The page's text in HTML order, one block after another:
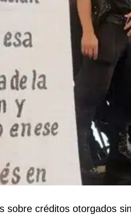
sobre créditos otorgados